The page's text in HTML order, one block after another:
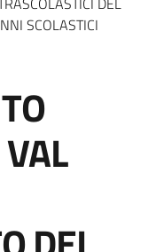
SCOLASTICI